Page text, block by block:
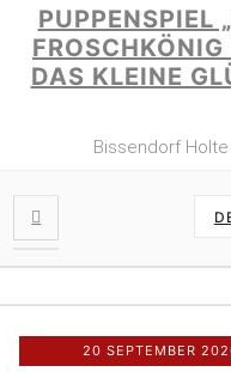
PUPPENSPIEL
FROSCHKÖNIG
DAS KLEINE
Bissendorf Holte
20 SEPTEMBER